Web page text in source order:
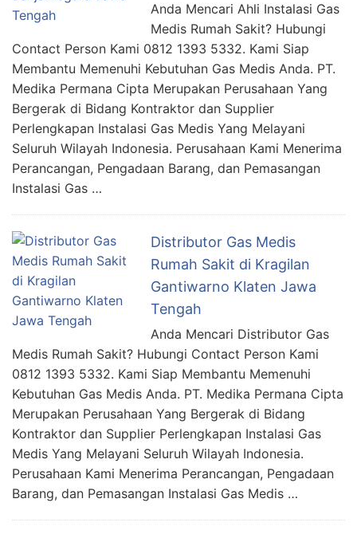
Anda Mencari Ahli Instalasi Gas
Medis Rumah Sakit? Hubungi
Contact Person Kami 0812 1393 5332. Kami Siap
Membantu Memenuhi Kebutuhan Gas Medis Anda. PT.
Medika Permana Cipta Merupakan Perusahaan Yang
Bergerak di Bidang Kontraktor dan Supplier
Perlengkapan Instalasi Gas Medis Yang Melayani
Seluruh Wilayah Indonesia. Perusahaan Kami Menerima
Perancangan, Pengadaan Barang, dan Pemasangan
Instalasi Gas …
Distributor Gas Medis
Rumah Sakit di Kragilan
Gantiwarno Klaten Jawa
Tengah
Anda Mencari Distributor Gas
Medis Rumah Sakit? Hubungi Contact Person Kami
0812 1393 5332. Kami Siap Membantu Memenuhi
Kebutuhan Gas Medis Anda. PT. Medika Permana Cipta
Merupakan Perusahaan Yang Bergerak di Bidang
Kontraktor dan Supplier Perlengkapan Instalasi Gas
Medis Yang Melayani Seluruh Wilayah Indonesia.
Perusahaan Kami Menerima Perancangan, Pengadaan
Barang, dan Pemasangan Instalasi Gas Medis …